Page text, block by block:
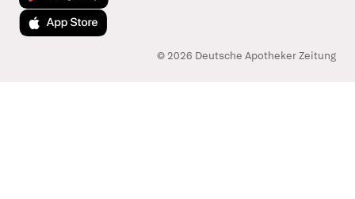
Laden im App Store
© 2026 Deutsche Apotheker Zeitung